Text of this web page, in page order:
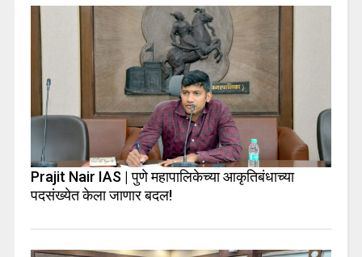
Prajit Nair IAS | पुणे महापालिकेच्या आकृतिबंधाच्या
पदसंख्येत केला जाणार बदल!